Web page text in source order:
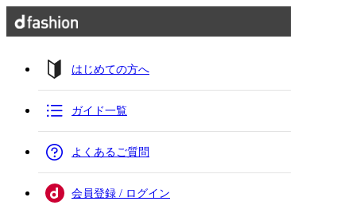
はじめての方へ
ガイド一覧
よくあるご質問
会員登録 / ログイン